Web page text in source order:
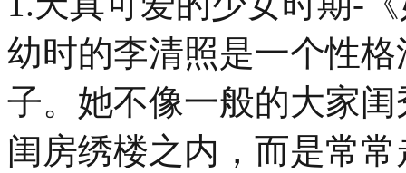
幼时的李清照是一个性
子。她不像一般的大家
闺房绣楼之内，而是常